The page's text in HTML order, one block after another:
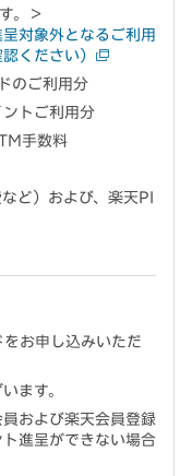
。＞
対象外となるご利用
ください）
のご利用分
トご利用分
手数料
ど）および、楽天PI
お申し込みいただ
ます。
および楽天会員登録
進呈ができない場合